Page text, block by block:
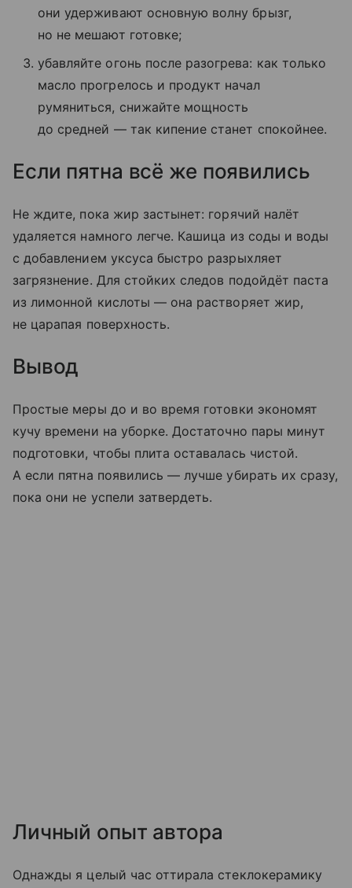
они удерживают основную волну брызг,
но не мешают готовке;
убавляйте огонь после разогрева: как только
масло прогрелось и продукт начал
румяниться, снижайте мощность
до средней — так кипение станет спокойнее.
Если пятна всё же появились
Не ждите, пока жир застынет: горячий налёт
удаляется намного легче. Кашица из соды и воды
с добавлением уксуса быстро разрыхляет
загрязнение. Для стойких следов подойдёт паста
из лимонной кислоты — она растворяет жир,
не царапая поверхность.
Вывод
Простые меры до и во время готовки экономят
кучу времени на уборке. Достаточно пары минут
подготовки, чтобы плита оставалась чистой.
А если пятна появились — лучше убирать их сразу,
пока они не успели затвердеть.
Личный опыт автора
Однажды я целый час оттирала стеклокерамику